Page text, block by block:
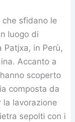
sfidano le
luogo di
Patjxa, in Perù,
Accanto a
scoperto
composta da
lavorazione
sepolti con i